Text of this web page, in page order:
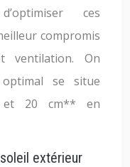
ces
compromis
ventilation. On
optimal se situe
et 20 cm** en
extérieur